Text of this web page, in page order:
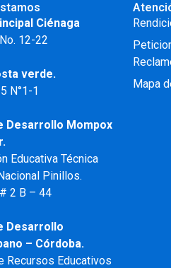
Ciénaga
12-22
verde.
N°1-1
Desarrollo Mompox
Educativa Técnica
Pinillos.
2 B – 44
Desarrollo
– Córdoba.
Recursos Educativos
Mapa